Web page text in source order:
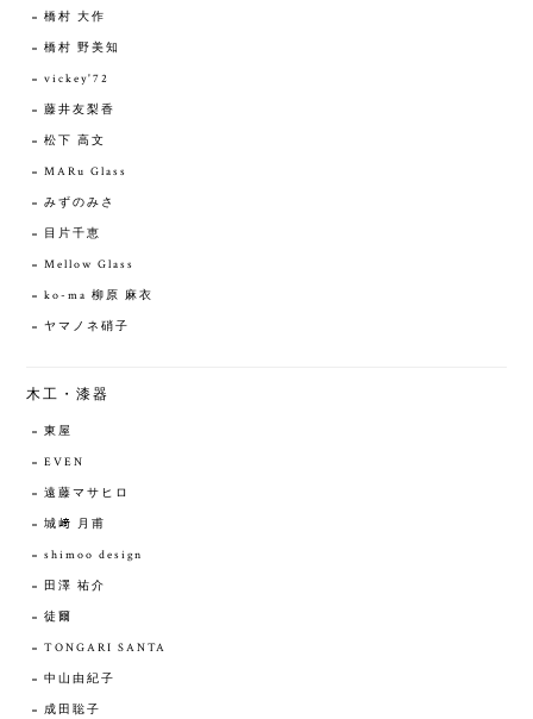
橋村 大作
橋村 野美知
vickey'72
藤井友梨香
松下 高文
MARu Glass
みずのみさ
目片千恵
Mellow Glass
ko-ma 柳原 麻衣
ヤマノネ硝子
木工・漆器
東屋
EVEN
遠藤マサヒロ
城﨑 月甫
shimoo design
田澤 祐介
徒爾
TONGARI SANTA
中山由紀子
成田聡子